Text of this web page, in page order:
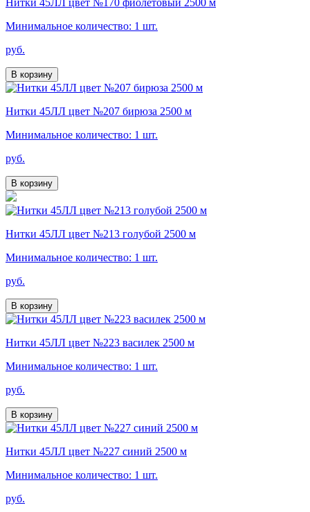
Нитки 45ЛЛ цвет №170 фиолетовый 2500 м
Минимальное количество: 1 шт.
руб.
В корзину
Нитки 45ЛЛ цвет №207 бирюза 2500 м
Минимальное количество: 1 шт.
руб.
В корзину
Нитки 45ЛЛ цвет №213 голубой 2500 м
Минимальное количество: 1 шт.
руб.
В корзину
Нитки 45ЛЛ цвет №223 василек 2500 м
Минимальное количество: 1 шт.
руб.
В корзину
Нитки 45ЛЛ цвет №227 синий 2500 м
Минимальное количество: 1 шт.
руб.